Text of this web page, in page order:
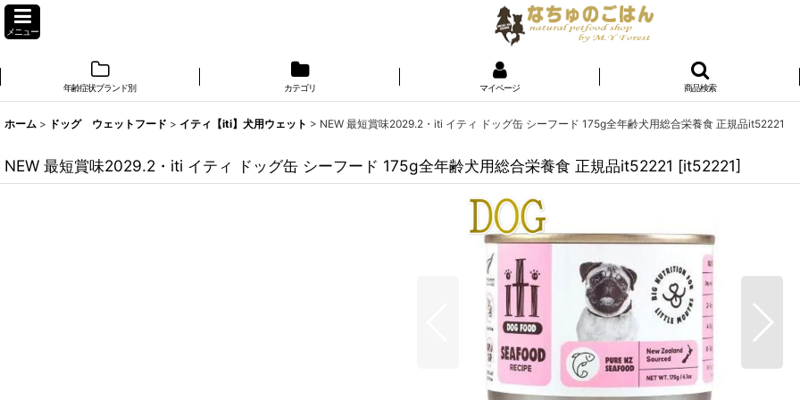
メニュー
年齢症状ブランド別 カテゴリ マイページ 商品検索
ホーム > ドッグ ウェットフード > イティ【iti】犬用ウェット > NEW 最短賞味2029.2・iti イティ ドッグ缶 シーフード 175g全年齢犬用総合栄養食 正規品it52221
NEW 最短賞味2029.2・iti イティ ドッグ缶 シーフード 175g全年齢犬用総合栄養食 正規品it52221 [it52221]